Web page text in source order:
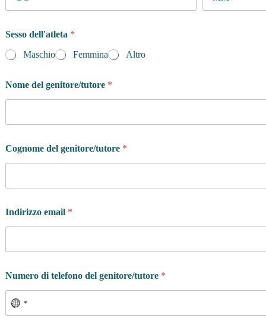
c
r
a
o
?
Sesso dell'atleta *
Maschio
Femmina Altro
Nome del genitore/tutore *
Cognome del genitore/tutore *
Indirizzo email *
Numero di telefono del genitore/tutore *